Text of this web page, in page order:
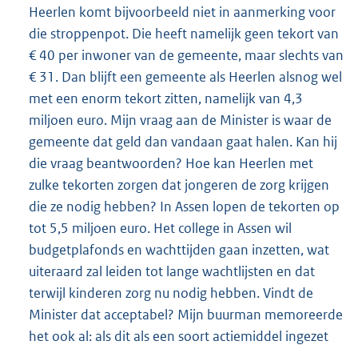
Heerlen komt bijvoorbeeld niet in aanmerking voor
die stroppenpot. Die heeft namelijk geen tekort van
€ 40 per inwoner van de gemeente, maar slechts van
€ 31. Dan blijft een gemeente als Heerlen alsnog wel
met een enorm tekort zitten, namelijk van 4,3
miljoen euro. Mijn vraag aan de Minister is waar de
gemeente dat geld dan vandaan gaat halen. Kan hij
die vraag beantwoorden? Hoe kan Heerlen met
zulke tekorten zorgen dat jongeren de zorg krijgen
die ze nodig hebben? In Assen lopen de tekorten op
tot 5,5 miljoen euro. Het college in Assen wil
budgetplafonds en wachttijden gaan inzetten, wat
uiteraard zal leiden tot lange wachtlijsten en dat
terwijl kinderen zorg nu nodig hebben. Vindt de
Minister dat acceptabel? Mijn buurman memoreerde
het ook al: als dit als een soort actiemiddel ingezet